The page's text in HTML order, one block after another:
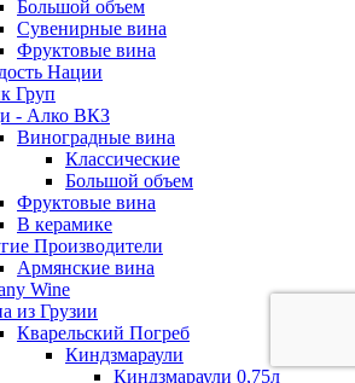
Большой объем
Сувенирные вина
Фруктовые вина
Нации
Груп
- Алко ВКЗ
Виноградные вина
Классические
Большой объем
Фруктовые вина
В керамике
Производители
Армянские вина
Wine
из Грузии
Кварельский Погреб
Киндзмараули
Киндзмараули 0,75л